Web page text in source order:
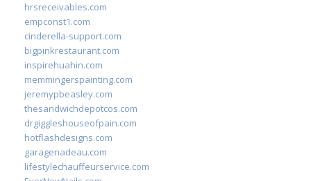
hrsreceivables.com
empconst1.com
cinderella-support.com
bigpinkrestaurant.com
inspirehuahin.com
memmingerspainting.com
jeremypbeasley.com
thesandwichdepotcos.com
drgiggleshouseofpain.com
hotflashdesigns.com
garagenadeau.com
lifestylechauffeurservice.com